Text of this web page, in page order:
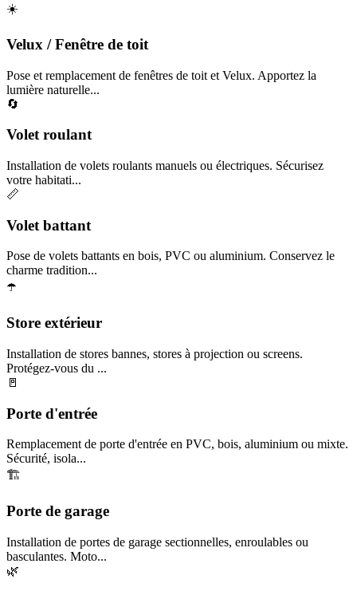
☀️
Velux / Fenêtre de toit
Pose et remplacement de fenêtres de toit et Velux. Apportez la
lumière naturelle...
🔄
Volet roulant
Installation de volets roulants manuels ou électriques. Sécurisez
votre habitati...
📏
Volet battant
Pose de volets battants en bois, PVC ou aluminium. Conservez le
charme tradition...
☂️
Store extérieur
Installation de stores bannes, stores à projection ou screens.
Protégez-vous du ...
🚪
Porte d'entrée
Remplacement de porte d'entrée en PVC, bois, aluminium ou mixte.
Sécurité, isola...
🏗️
Porte de garage
Installation de portes de garage sectionnelles, enroulables ou
basculantes. Moto...
🌿